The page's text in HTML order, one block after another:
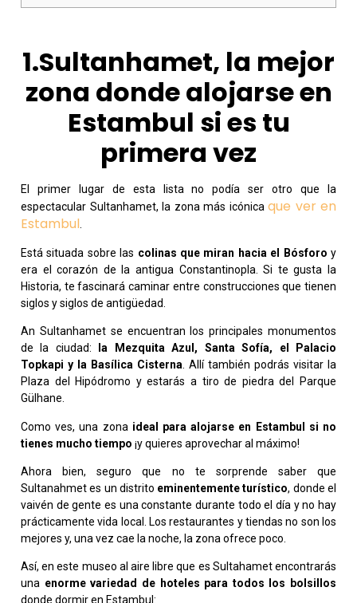
1.Sultanhamet, la mejor
zona donde alojarse en
Estambul si es tu
primera vez
El primer lugar de esta lista no podía ser otro que la
espectacular Sultanhamet, la zona más icónica que ver en
Estambul.
Está situada sobre las colinas que miran hacia el Bósforoy
era el corazón de la antigua Constantinopla. Si te gusta la
Historia, te fascinará caminar entre construcciones que tienen
siglos y siglos de antigüedad.
An Sultanhamet se encuentran los principales monumentos
de la ciudad:
la Mezquita Azul, Santa Sofía, el Palacio
Topkapi y la Basílica Cisterna. Allí también podrás visitar la
Plaza del Hipódromo y estarás a tiro de piedra del Parque
Gülhane.
Como ves, una zona ideal para alojarse en Estambul si no
tienes mucho tiempo ¡y quieres aprovechar al máximo!
Ahora bien, seguro que no te sorprende saber que
Sultanahmet es un distrito eminentemente turístico, donde el
vaivén de gente es una constante durante todo el día y no hay
prácticamente vida local. Los restaurantes y tiendas no son los
mejores y, una vez cae la noche, la zona ofrece poco.
Así, en este museo al aire libre que es Sultahamet encontrarás
una enorme variedad de hoteles para todos los bolsillos
donde dormir en Estambul: